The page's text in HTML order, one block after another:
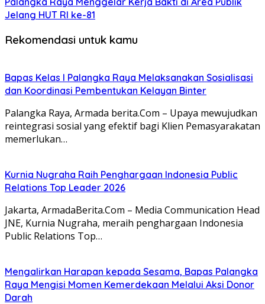
Jelang HUT RI ke-81
Rekomendasi untuk kamu
Bapas Kelas I Palangka Raya Melaksanakan Sosialisasi
dan Koordinasi Pembentukan Kelayan Binter
Palangka Raya, Armada berita.Com – Upaya mewujudkan
reintegrasi sosial yang efektif bagi Klien Pemasyarakatan
memerlukan…
Kurnia Nugraha Raih Penghargaan Indonesia Public
Relations Top Leader 2026
Jakarta, ArmadaBerita.Com – Media Communication Head
JNE, Kurnia Nugraha, meraih penghargaan Indonesia
Public Relations Top…
Mengalirkan Harapan kepada Sesama, Bapas Palangka
Raya Mengisi Momen Kemerdekaan Melalui Aksi Donor
Darah